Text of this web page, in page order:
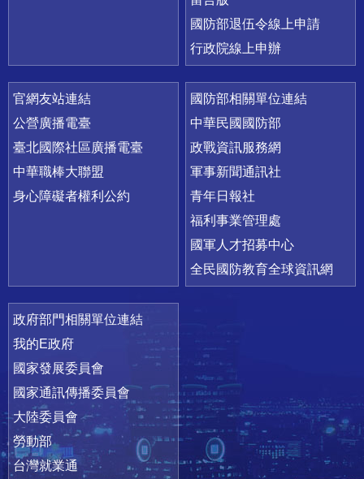
國防部退伍令線上申請
行政院線上申辦
官網友站連結
公營廣播電臺
臺北國際社區廣播電臺
中華職棒大聯盟
身心障礙者權利公約
國防部相關單位連結
中華民國國防部
政戰資訊服務網
軍事新聞通訊社
青年日報社
福利事業管理處
國軍人才招募中心
全民國防教育全球資訊網
政府部門相關單位連結
我的E政府
國家發展委員會
國家通訊傳播委員會
大陸委員會
勞動部
台灣就業通